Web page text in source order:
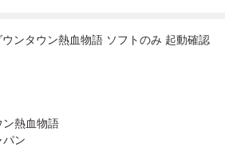
ンタウン熱血物語 ソフトのみ 起動確認
ン熱血物語
パン